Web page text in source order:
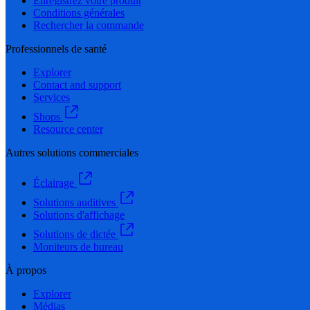
Conditions générales
Rechercher la commande
Professionnels de santé
Explorer
Contact and support
Services
Shops
Resource center
Autres solutions commerciales
Éclairage
Solutions auditives
Solutions d'affichage
Solutions de dictée
Moniteurs de bureau
À propos
Explorer
Médias